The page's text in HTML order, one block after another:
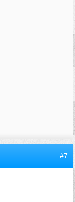
#7